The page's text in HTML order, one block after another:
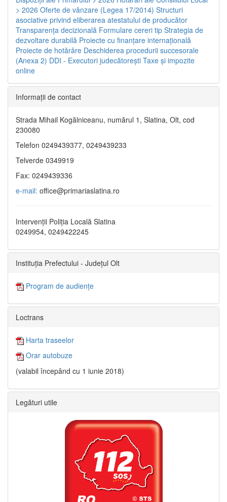
> 2026 Oferte de vânzare (Legea 17/2014) Structuri
asociative privind eliberarea atestatului de producător
Transparenţa decizională Formulare cereri tip Strategia de
dezvoltare durabilă Proiecte cu finanţare internaţională
Proiecte de hotărâre Deschiderea procedurii succesorale
(Anexa 2) DDI - Executori judecătorești Taxe şi impozite
online
Informaţii de contact
Strada Mihail Kogălniceanu, numărul 1, Slatina, Olt, cod
230080
Telefon 0249439377, 0249439233
Telverde 0349919
Fax: 0249439336
e-mail: office@primariaslatina.ro
Intervenții Poliția Locală Slatina
0249954, 0249422245
Instituția Prefectului - Județul Olt
Program de audiențe
Loctrans
Harta traseelor
Orar autobuze
(valabil începând cu 1 iunie 2018)
Legături utile